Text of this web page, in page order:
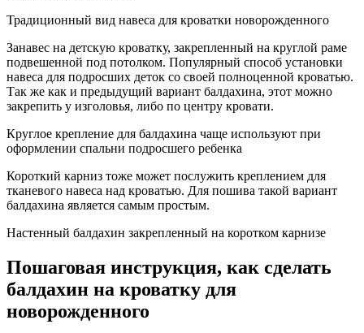
Традиционный вид навеса для кроватки новорожденного
Занавес на детскую кроватку, закрепленный на круглой раме
подвешенной под потолком. Популярный способ установки
навеса для подросших деток со своей полноценной кроватью.
Так же как и предыдущий вариант балдахина, этот можно
закрепить у изголовья, либо по центру кровати.
Круглое крепление для балдахина чаще используют при
оформлении спальни подросшего ребенка
Короткий карниз тоже может послужить креплением для
тканевого навеса над кроватью. Для пошива такой вариант
балдахина является самым простым.
Настенный балдахин закрепленный на коротком карнизе
Пошаговая инструкция, как сделать
балдахин на кроватку для
новорожденного